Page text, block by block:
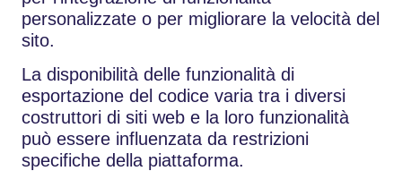
personalizzate o per migliorare la velocità del
sito.
La disponibilità delle funzionalità di
esportazione del codice varia tra i diversi
costruttori di siti web e la loro funzionalità
può essere influenzata da restrizioni
specifiche della piattaforma.